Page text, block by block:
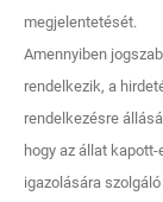
megjelentetését.
Amennyiben
rendelkezik, a
rendelkezésre
hogy az állat
igazolására